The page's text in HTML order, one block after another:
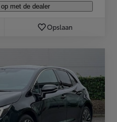
met de dealer
Opslaan